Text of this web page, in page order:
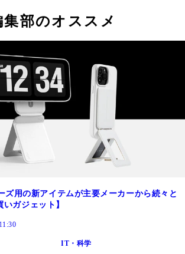
集部のオススメ
ズ用の新アイテムが主要メーカーから続々と
ガジェット】
IT・科学